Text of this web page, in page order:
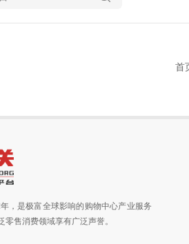
首
，是极富全球影响的购物中心产业服务
售消费领域享有广泛声誉。